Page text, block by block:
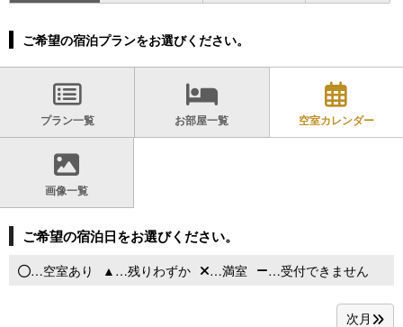
ご希望の宿泊プランをお選びください。
プラン一覧 お部屋一覧 空室カレンダー
画像一覧
ご希望の宿泊日をお選びください。
…空室あり …残りわずか …満室 …受付できません
次月